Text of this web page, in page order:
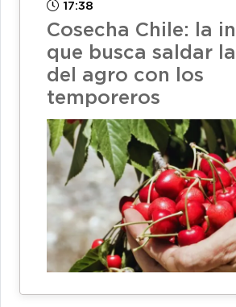
17:38
Cosecha Chile: la
que busca saldar
del agro con los
temporeros